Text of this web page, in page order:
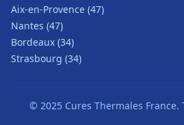
Aix-en-Provence (47)
Nantes (47)
Bordeaux (34)
Strasbourg (34)
© 2025 Cures Thermales France.